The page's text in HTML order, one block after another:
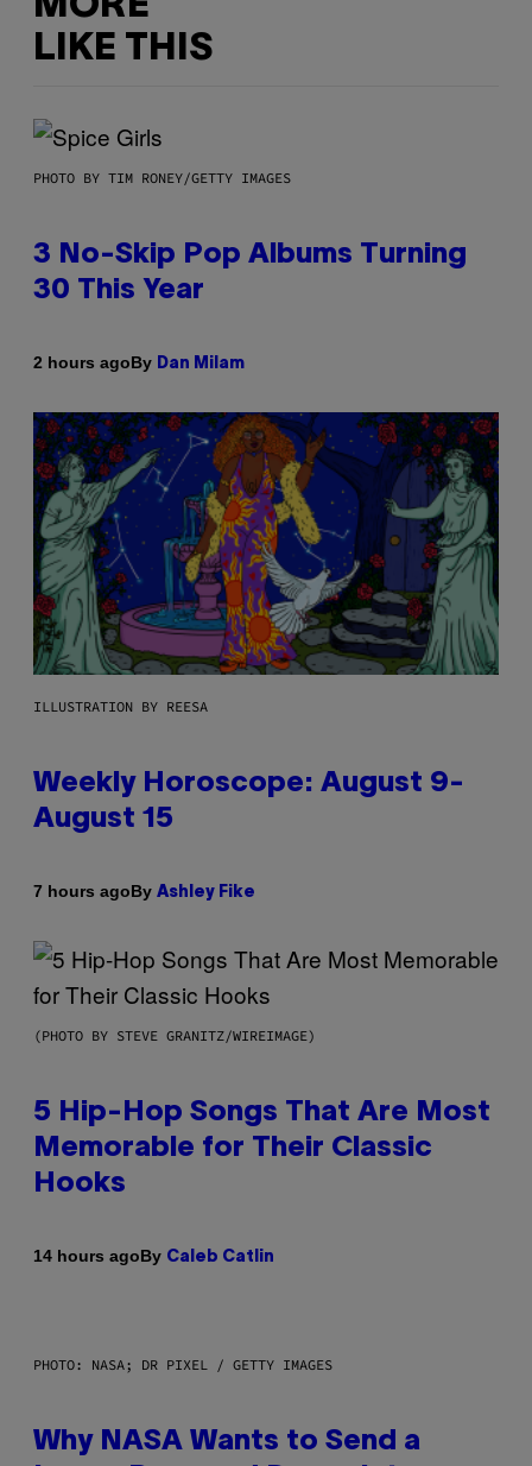
MORE
LIKE THIS
PHOTO BY TIM RONEY/GETTY IMAGES
3 No-Skip Pop Albums Turning
30 This Year
2 hours agoBy Dan Milam
ILLUSTRATION BY REESA
Weekly Horoscope: August 9-
August 15
7 hours agoBy Ashley Fike
(PHOTO BY STEVE GRANITZ/WIREIMAGE)
5 Hip-Hop Songs That Are Most
Memorable for Their Classic
Hooks
14 hours agoBy Caleb Catlin
PHOTO: NASA; DR PIXEL / GETTY IMAGES
Why NASA Wants to Send a